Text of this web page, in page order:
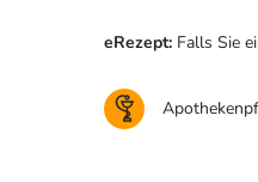
eRezept: Falls Sie